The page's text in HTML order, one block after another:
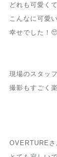
どれも可愛く
こんなに可愛
幸せでした！🥺
現場のスタッ
撮影もすごく
OVERTURE